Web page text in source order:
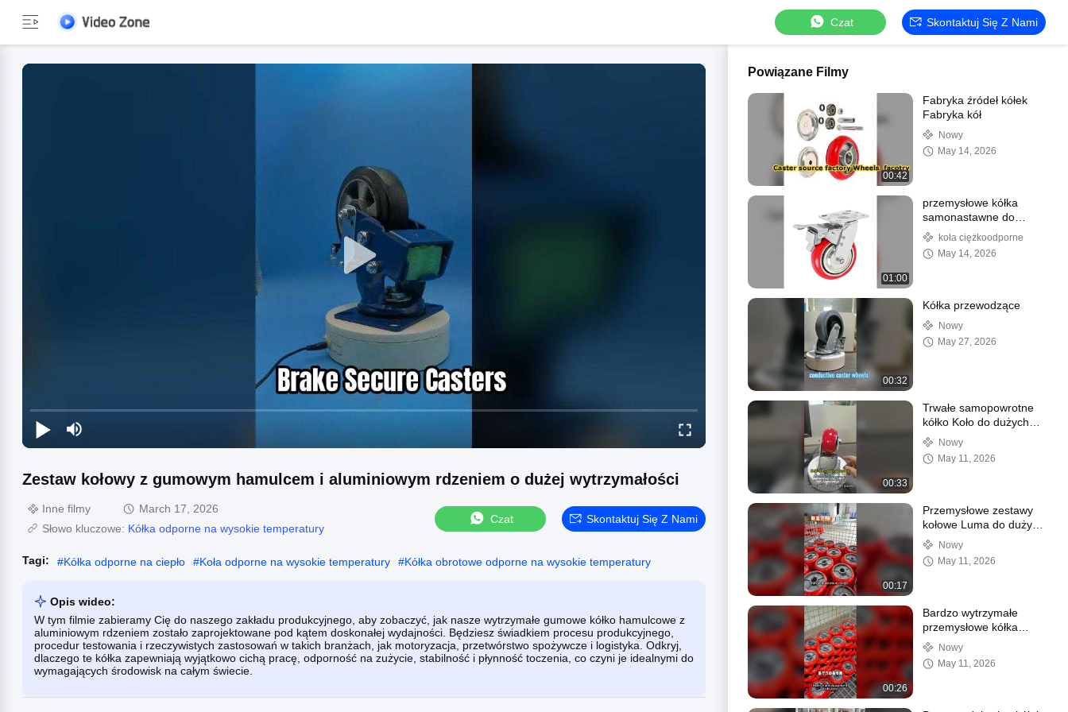
Czat Skontaktuj Się Z Nami
Zestaw kołowy z gumowym hamulcem i aluminiowym rdzeniem o dużej wytrzymałości
Inne filmy
March 17, 2026
Słowo kluczowe: Kółka odporne na wysokie temperatury
Czat Skontaktuj Się Z Nami
Tagi: #Kółka odporne na ciepło #Koła odporne na wysokie temperatury #Kółka obrotowe odporne na wysokie temperatury
Opis wideo:
W tym filmie zabieramy Cię do naszego zakładu produkcyjnego, aby zobaczyć, jak nasze wytrzymałe gumowe kółko hamulcowe z
aluminiowym rdzeniem zostało zaprojektowane pod kątem doskonałej wydajności. Będziesz świadkiem procesu produkcyjnego,
procedur testowania i rzeczywistych zastosowań w takich branżach, jak motoryzacja, przetwórstwo spożywcze i logistyka. Odkryj,
dlaczego te kółka zapewniają wyjątkowo cichą pracę, odporność na zużycie, stabilność i płynność toczenia, co czyni je idealnymi do
wymagających środowisk na całym świecie.
Powiązane Filmy
00:42
Fabryka źródeł kółek
Fabryka kół
Nowy
May 14, 2026
01:00
przemysłowe kółka
samonastawne do
dużych obciążeń
koła ciężkoodporne
May 14, 2026
00:32
Kółka przewodzące
Nowy
May 27, 2026
00:33
Trwałe samopowrotne
kółko Koło do dużych
obciążeń AGV Caster
Adaptacyjny tryb
sterowania Sprzęt
Nowy
May 11, 2026
00:17
Przemysłowe zestawy
kołowe Luma do dużych
obciążeń
Nowy
May 11, 2026
00:26
Bardzo wytrzymałe
przemysłowe kółka
samonastawne ze
sprężyną wyświetlają i
wyświetlają stan
Nowy
May 11, 2026